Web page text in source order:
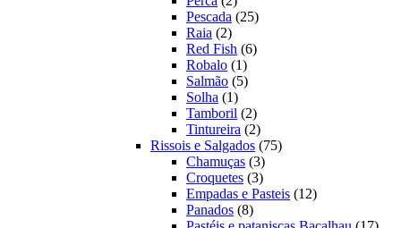
produtos
Pescada 2525
Raia 22
produtos
Red Fish 66
Robalo 11
produto
Salmão 55
Solha 11
produto
Tamboril 22
produtos
Tintureira 22
produtos
Rissois e Salgados 7575
Chamuças 33
produtos
Croquetes 33
produtos
Empadas e Pasteis 1212
Panados 88